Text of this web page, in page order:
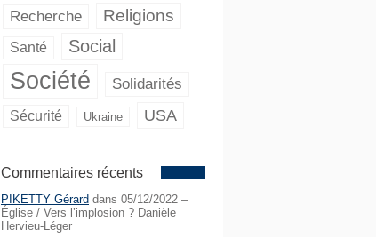
Recherche Religions
Santé Social
Société Solidarités
Sécurité Ukraine USA
Commentaires récents
PIKETTY Gérard dans 05/12/2022 –
Église / Vers l’implosion ? Danièle
Hervieu-Léger